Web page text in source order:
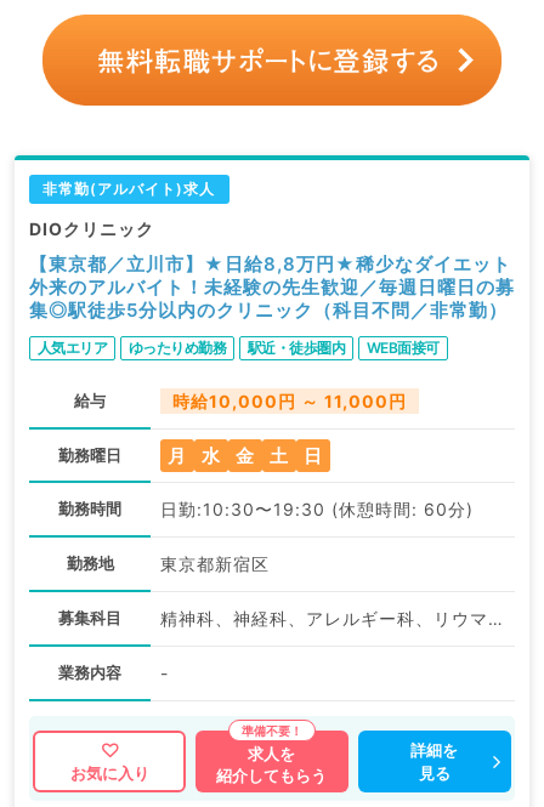
非常勤(アルバイト)求人
DIOクリニック
【東京都／立川市】★日給8,8万円★稀少なダイエット
外来のアルバイト！未経験の先生歓迎／毎週日曜日の募
集◎駅徒歩5分以内のクリニック（科目不問／非常勤）
人気エリア ゆったりめ勤務 駅近・徒歩圏内 WEB面接可
給与 時給10,000円 ～ 11,000円
勤務曜日 月 水 金 土 日
勤務時間 日勤:10:30〜19:30 (休憩時間: 60分)
勤務地 東京都新宿区
募集科目 精神科、神経科、アレルギー科、リウマチ科、小児科、皮膚科、産婦人科、産科、婦人科、眼科、耳鼻咽喉科、気管食道科、放射線科、リハビリテーション科、麻酔科、ペインクリニック、人工透析科、緩和ケア科、一般内科、外科系全般、一般外科、総合診療科、美容皮膚科、健診・人間ドック、救急科・ＩＣＵ、病理科、基礎医学系、その他、産業医、科目不問
業務内容 -
お気に入り
求人を
紹介してもらう
詳細を
見る